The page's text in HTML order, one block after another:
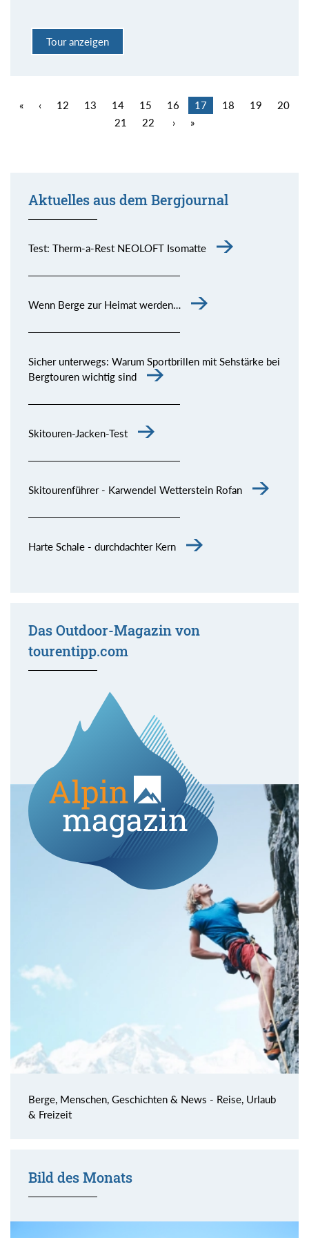
Tour anzeigen
« ‹ 12 13 14 15 16 17 18 19
20
21
22 › »
Aktuelles aus dem Bergjournal
Test: Therm-a-Rest NEOLOFT Isomatte
Wenn Berge zur Heimat werden…
Sicher unterwegs: Warum Sportbrillen mit Sehstärke bei
Bergtouren wichtig sind
Skitouren-Jacken-Test
Skitourenführer - Karwendel Wetterstein Rofan
Harte Schale - durchdachter Kern
Das Outdoor-Magazin von
tourentipp.com
Berge, Menschen, Geschichten & News - Reise, Urlaub
& Freizeit
Bild des Monats